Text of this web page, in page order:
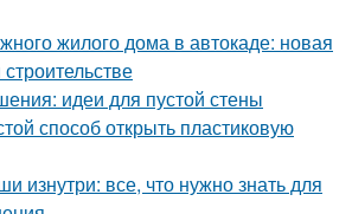
жилого дома в автокаде: новая
идеи для пустой стены
способ открыть пластиковую
изнутри: все, что нужно знать для